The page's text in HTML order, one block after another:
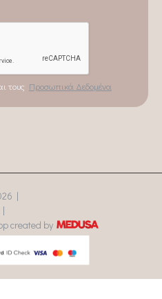
τους Προσωπικά Δεδομένα
|
created by